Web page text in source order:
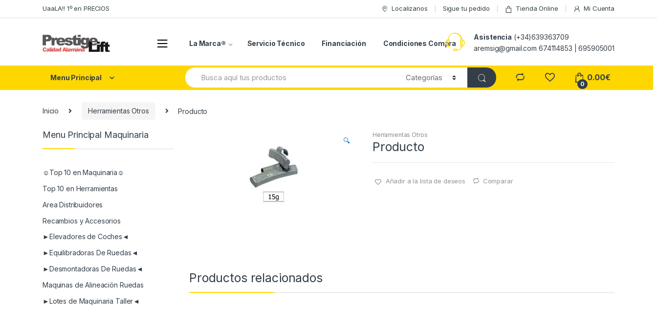
to
to
UaaLA!! 1º en PRECIOS Localizanos Sigue tu pedido Tienda Online Mi Cuenta
La Marca® Servicio Técnico Financiación Condiciones Compra
Asistencia (+34)639363709
aremsig@gmail.com 674114853 | 695905001
Menu Principal
Search
for:
0
0.00€
Inicio Herramientas Otros Producto
🔍
Herramientas Otros
Producto
Añadir a la lista de deseos Comparar
Productos relacionados
Menu Principal Maquinaria
☺Top 10 en Maquinaria☺
Top 10 en Herramientas
Area Distribuidores
Recambios y Accesorios
►Elevadores de Coches◄
►Equilibradoras De Ruedas◄
►Desmontadoras De Ruedas◄
Maquinas de Alineación Ruedas
►Lotes de Maquinaria Taller◄